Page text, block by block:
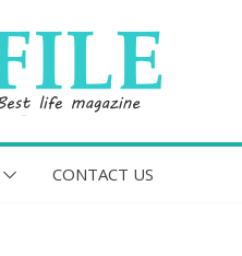
CONTACT US